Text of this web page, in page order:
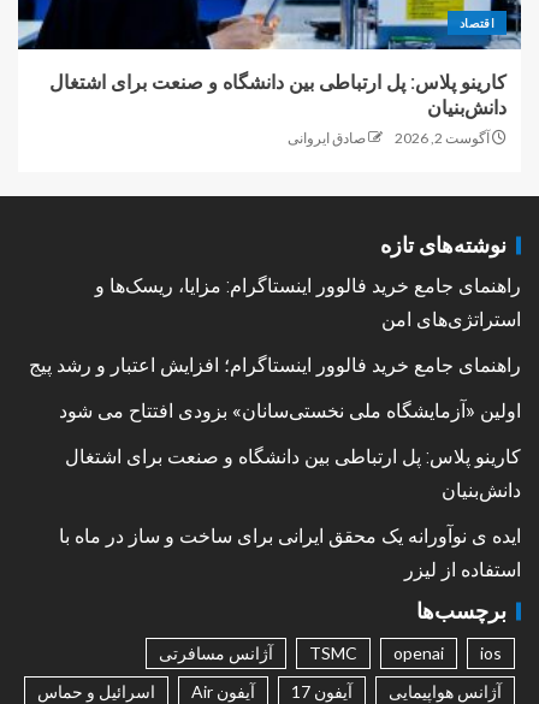
اقتصاد
کارینو پلاس: پل ارتباطی بین دانشگاه و صنعت برای اشتغال
دانش‌بنیان
آگوست 2, 2026 صادق ایروانی
نوشته‌های تازه
راهنمای جامع خرید فالوور اینستاگرام: مزایا، ریسک‌ها و
استراتژی‌های امن
راهنمای جامع خرید فالوور اینستاگرام؛ افزایش اعتبار و رشد پیج
اولین «آزمایشگاه ملی نخستی‌سانان» بزودی افتتاح می شود
کارینو پلاس: پل ارتباطی بین دانشگاه و صنعت برای اشتغال
دانش‌بنیان
ایده ی نوآورانه یک محقق ایرانی برای ساخت و ساز در ماه با
استفاده از لیزر
برچسب‌ها
ios
openai
TSMC
آژانس مسافرتی
آژانس هواپیمایی
آیفون 17 آیفون Air
اسرائیل و حماس